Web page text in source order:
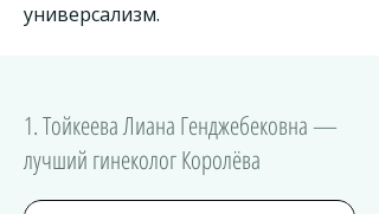
универсализм.
1. Тойкеева Лиана Генджебековна —
лучший гинеколог Королёва